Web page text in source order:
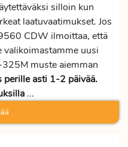
silloin kun
laatuvaatimukset. Jos
CDW ilmoittaa, että
valikoimastamme uusi
muste aiemman
perille asti 1-2 päivää.
...